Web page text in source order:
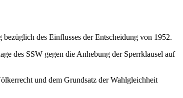
des Einflusses der Entscheidung von 1952.
des SSW gegen die Anhebung der Sperrklausel auf
und dem Grundsatz der Wahlgleichheit